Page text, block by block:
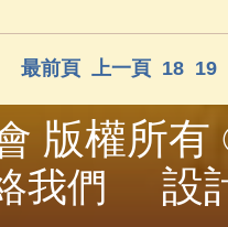
最前頁 上一頁 18 19
版權所
我們
設